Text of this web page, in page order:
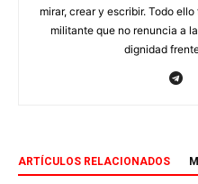
mirar, crear y escribir. Todo
militante que no renuncia a
dignidad
ARTÍCULOS RELACIONADOS